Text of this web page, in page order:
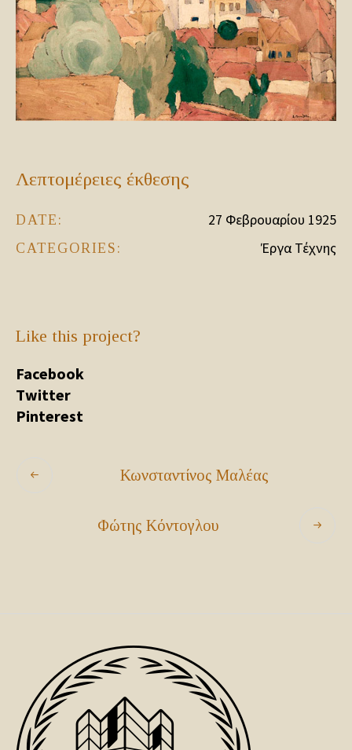
Λεπτομέρειες έκθεσης
DATE: 27 Φεβρουαρίου 1925
CATEGORIES: Έργα Τέχνης
Like this project?
Facebook
Twitter
Pinterest
Κωνσταντίνος Μαλέας
Φώτης Κόντογλου